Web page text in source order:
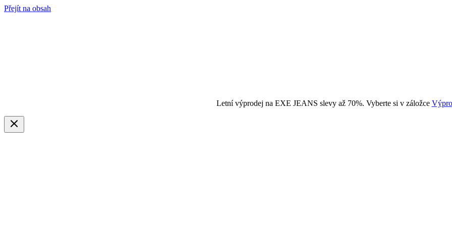
Přejít na obsah
Letní výprodej na EXE JEANS slevy až 70%. Vyberte si v záložce